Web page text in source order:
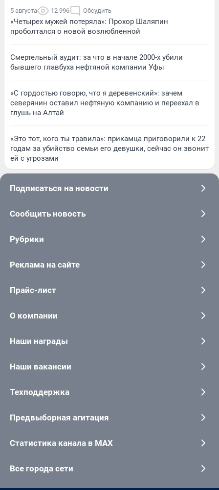
5 августа 12 996 Обсудить
«Четырех мужей потеряла»: Прохор Шаляпин
проболтался о новой возлюбленной
Смертельный аудит: за что в начале 2000-х убили
бывшего главбуха нефтяной компании Уфы
«С гордостью говорю, что я деревенский»: зачем
северянин оставил нефтяную компанию и переехал в
глушь на Алтай
«Это тот, кого ты травила»: прикамца приговорили к 22
годам за убийство семьи его девушки, сейчас он звонит
ей с угрозами
Подписаться на новости
Сообщить новость
Рубрики
Реклама на сайте
Прайс-лист
О компании
Наши награды
Наши вакансии
Техподдержка
Предвыборная агитация
Статистика канала в MAX
Все города сети